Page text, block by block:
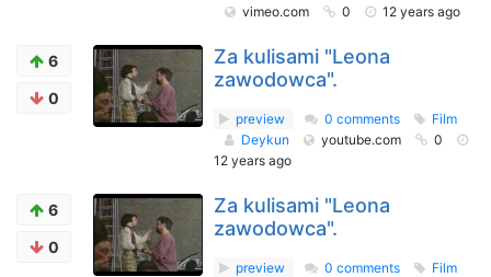
vimeo.com
0 12 years ago
6
0
Za kulisami "Leona
zawodowca".
preview 0 comments
Film
Deykun
youtube.com
0
12 years ago
6
0
Za kulisami "Leona
zawodowca".
preview 0 comments
Film